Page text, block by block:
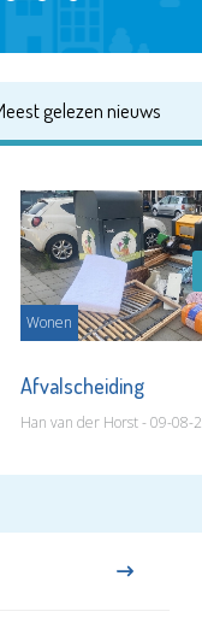
gelezen nieuws
Wonen
Afvalscheiding
Han van der Horst - 09-08-